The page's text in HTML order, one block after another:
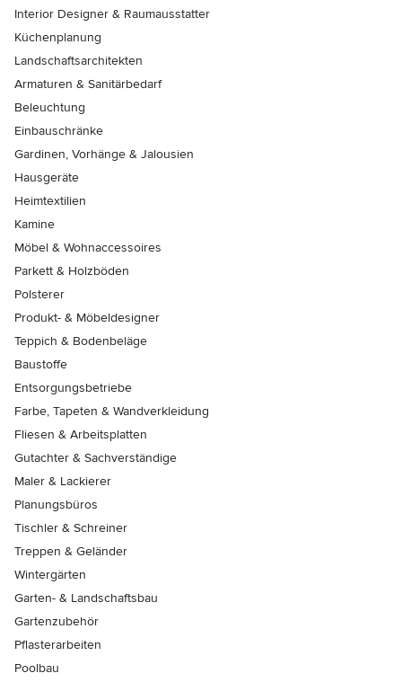
Interior Designer & Raumausstatter
Küchenplanung
Landschaftsarchitekten
Armaturen & Sanitärbedarf
Beleuchtung
Einbauschränke
Gardinen, Vorhänge & Jalousien
Hausgeräte
Heimtextilien
Kamine
Möbel & Wohnaccessoires
Parkett & Holzböden
Polsterer
Produkt- & Möbeldesigner
Teppich & Bodenbeläge
Baustoffe
Entsorgungsbetriebe
Farbe, Tapeten & Wandverkleidung
Fliesen & Arbeitsplatten
Gutachter & Sachverständige
Maler & Lackierer
Planungsbüros
Tischler & Schreiner
Treppen & Geländer
Wintergärten
Garten- & Landschaftsbau
Gartenzubehör
Pflasterarbeiten
Poolbau